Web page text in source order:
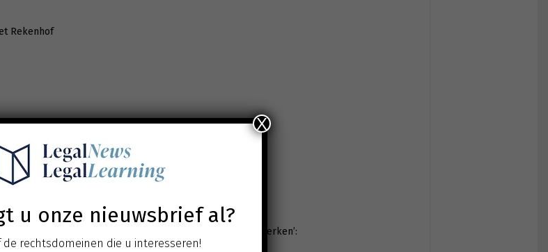
Rekenhof
uitmaken
Justitie, die leiden tot de kwalificatie als ‘opdracht voor werken’:
het ontwerp en de realisatie van de werken
u onze nieuwsbrief al?
de rechtsdomeinen die u interesseren!
X